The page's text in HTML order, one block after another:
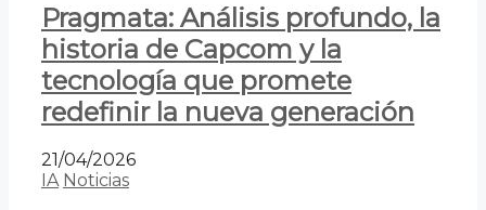
Pragmata: Análisis profundo, la
historia de Capcom y la
tecnología que promete
redefinir la nueva generación
21/04/2026
IA Noticias